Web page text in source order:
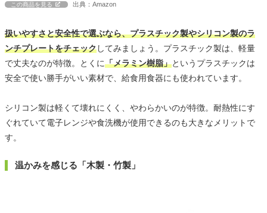
この商品を見る 出典：Amazon
扱いやすさと安全性で選ぶなら、プラスチック製やシリコン製のラ
ンチプレートをチェックしてみましょう。プラスチック製は、軽量
で丈夫なのが特徴。とくに「メラミン樹脂」というプラスチックは
安全で使い勝手がいい素材で、給食用食器にも使われています。
シリコン製は軽くて壊れにくく、やわらかいのが特徴。耐熱性にす
ぐれていて電子レンジや食洗機が使用できるのも大きなメリットで
す。
温かみを感じる「木製・竹製」